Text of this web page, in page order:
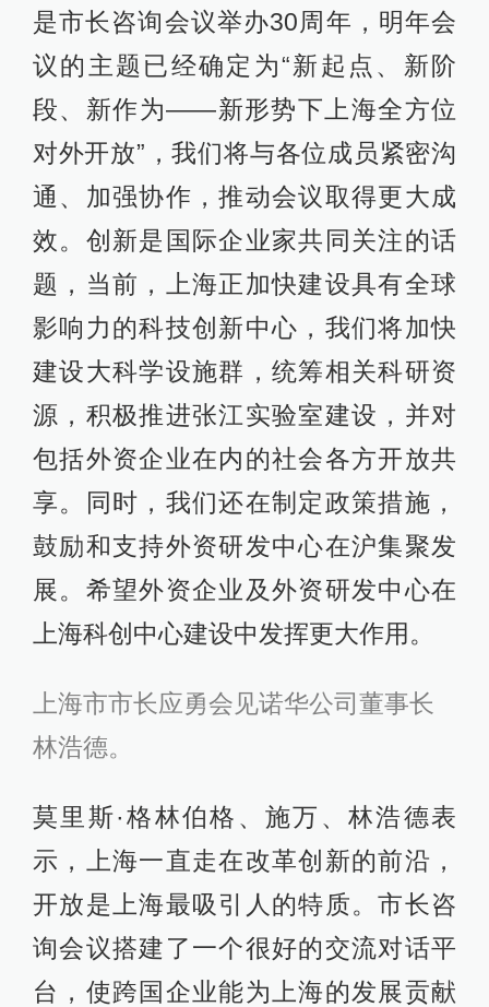
是市长咨询会议举办30周年，明年会
议的主题已经确定为“新起点、新阶
段、新作为——新形势下上海全方位
对外开放”，我们将与各位成员紧密沟
通、加强协作，推动会议取得更大成
效。创新是国际企业家共同关注的话
题，当前，上海正加快建设具有全球
影响力的科技创新中心，我们将加快
建设大科学设施群，统筹相关科研资
源，积极推进张江实验室建设，并对
包括外资企业在内的社会各方开放共
享。同时，我们还在制定政策措施，
鼓励和支持外资研发中心在沪集聚发
展。希望外资企业及外资研发中心在
上海科创中心建设中发挥更大作用。
上海市市长应勇会见诺华公司董事长
林浩德。
莫里斯·格林伯格、施万、林浩德表
示，上海一直走在改革创新的前沿，
开放是上海最吸引人的特质。市长咨
询会议搭建了一个很好的交流对话平
台，使跨国企业能为上海的发展贡献